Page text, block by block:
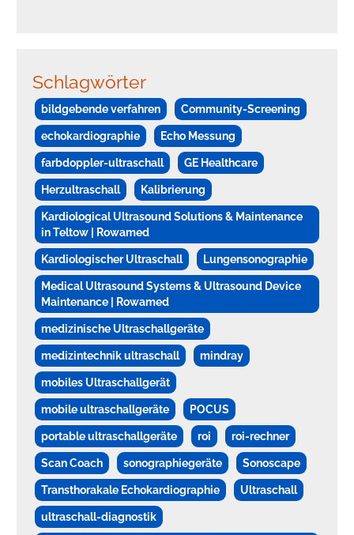
Schlagwörter
bildgebende verfahren
Community-Screening
echokardiographie
Echo Messung
farbdoppler-ultraschall
GE Healthcare
Herzultraschall
Kalibrierung
Kardiological Ultrasound Solutions & Maintenance
in Teltow | Rowamed
Kardiologischer Ultraschall
Lungensonographie
Medical Ultrasound Systems & Ultrasound Device
Maintenance | Rowamed
medizinische Ultraschallgeräte
medizintechnik ultraschall
mindray
mobiles Ultraschallgerät
mobile ultraschallgeräte
POCUS
portable ultraschallgeräte
roi
roi-rechner
Scan Coach
sonographiegeräte
Sonoscape
Transthorakale Echokardiographie
Ultraschall
ultraschall-diagnostik